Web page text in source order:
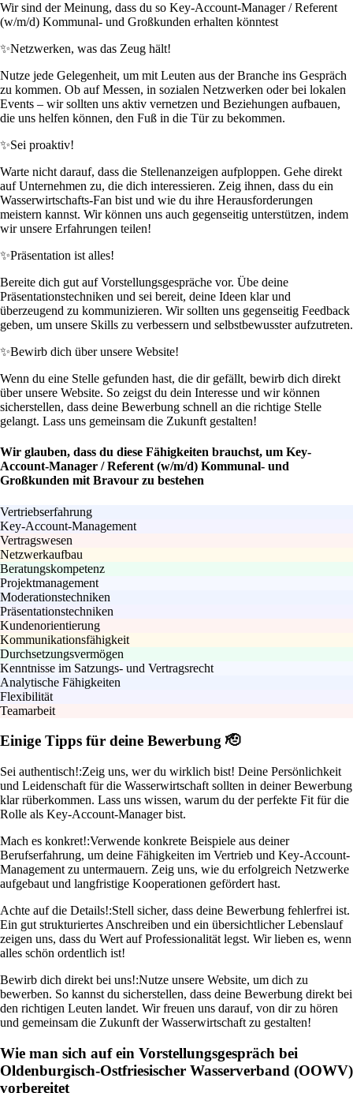
Wir sind der Meinung, dass du so Key-Account-Manager / Referent
(w/m/d) Kommunal- und Großkunden erhalten könntest
✨Netzwerken, was das Zeug hält!
Nutze jede Gelegenheit, um mit Leuten aus der Branche ins Gespräch
zu kommen. Ob auf Messen, in sozialen Netzwerken oder bei lokalen
Events – wir sollten uns aktiv vernetzen und Beziehungen aufbauen,
die uns helfen können, den Fuß in die Tür zu bekommen.
✨Sei proaktiv!
Warte nicht darauf, dass die Stellenanzeigen aufploppen. Gehe direkt
auf Unternehmen zu, die dich interessieren. Zeig ihnen, dass du ein
Wasserwirtschafts-Fan bist und wie du ihre Herausforderungen
meistern kannst. Wir können uns auch gegenseitig unterstützen, indem
wir unsere Erfahrungen teilen!
✨Präsentation ist alles!
Bereite dich gut auf Vorstellungsgespräche vor. Übe deine
Präsentationstechniken und sei bereit, deine Ideen klar und
überzeugend zu kommunizieren. Wir sollten uns gegenseitig Feedback
geben, um unsere Skills zu verbessern und selbstbewusster aufzutreten.
✨Bewirb dich über unsere Website!
Wenn du eine Stelle gefunden hast, die dir gefällt, bewirb dich direkt
über unsere Website. So zeigst du dein Interesse und wir können
sicherstellen, dass deine Bewerbung schnell an die richtige Stelle
gelangt. Lass uns gemeinsam die Zukunft gestalten!
Wir glauben, dass du diese Fähigkeiten brauchst, um Key-
Account-Manager / Referent (w/m/d) Kommunal- und
Großkunden mit Bravour zu bestehen
Vertriebserfahrung
Key-Account-Management
Vertragswesen
Netzwerkaufbau
Beratungskompetenz
Projektmanagement
Moderationstechniken
Präsentationstechniken
Kundenorientierung
Kommunikationsfähigkeit
Durchsetzungsvermögen
Kenntnisse im Satzungs- und Vertragsrecht
Analytische Fähigkeiten
Flexibilität
Teamarbeit
Einige Tipps für deine Bewerbung 🫡
Sei authentisch!:Zeig uns, wer du wirklich bist! Deine Persönlichkeit
und Leidenschaft für die Wasserwirtschaft sollten in deiner Bewerbung
klar rüberkommen. Lass uns wissen, warum du der perfekte Fit für die
Rolle als Key-Account-Manager bist.
Mach es konkret!:Verwende konkrete Beispiele aus deiner
Berufserfahrung, um deine Fähigkeiten im Vertrieb und Key-Account-
Management zu untermauern. Zeig uns, wie du erfolgreich Netzwerke
aufgebaut und langfristige Kooperationen gefördert hast.
Achte auf die Details!:Stell sicher, dass deine Bewerbung fehlerfrei ist.
Ein gut strukturiertes Anschreiben und ein übersichtlicher Lebenslauf
zeigen uns, dass du Wert auf Professionalität legst. Wir lieben es, wenn
alles schön ordentlich ist!
Bewirb dich direkt bei uns!:Nutze unsere Website, um dich zu
bewerben. So kannst du sicherstellen, dass deine Bewerbung direkt bei
den richtigen Leuten landet. Wir freuen uns darauf, von dir zu hören
und gemeinsam die Zukunft der Wasserwirtschaft zu gestalten!
Wie man sich auf ein Vorstellungsgespräch bei
Oldenburgisch-Ostfriesischer Wasserverband (OOWV)
vorbereitet